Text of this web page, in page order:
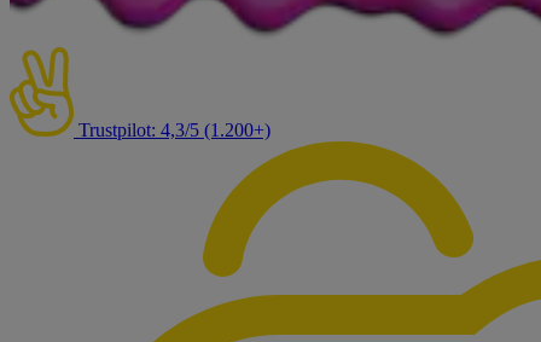
Trustpilot: 4,3/5 (1.200+)